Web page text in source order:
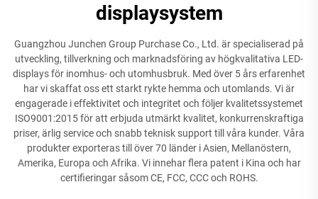
displaysystem
Guangzhou Junchen Group Purchase Co., Ltd. är specialiserad på
utveckling, tillverkning och marknadsföring av högkvalitativa LED-
displays för inomhus- och utomhusbruk. Med över 5 års erfarenhet
har vi skaffat oss ett starkt rykte hemma och utomlands. Vi är
engagerade i effektivitet och integritet och följer kvalitetssystemet
ISO9001:2015 för att erbjuda utmärkt kvalitet, konkurrenskraftiga
priser, ärlig service och snabb teknisk support till våra kunder. Våra
produkter exporteras till över 70 länder i Asien, Mellanöstern,
Amerika, Europa och Afrika. Vi innehar flera patent i Kina och har
certifieringar såsom CE, FCC, CCC och ROHS.